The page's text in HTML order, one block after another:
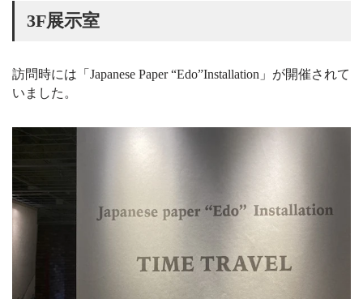
3F展示室
訪問時には「Japanese Paper “Edo”Installation」が開催されて
いました。